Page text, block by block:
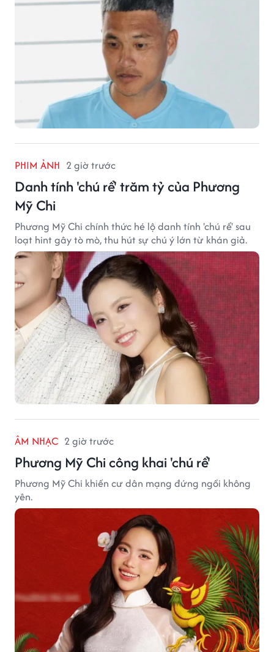
PHIM ẢNH 2 giờ trước
Danh tính 'chú rể' trăm tỷ của Phương
Mỹ Chi
Phương Mỹ Chi chính thức hé lộ danh tính 'chú rể' sau
loạt hint gây tò mò, thu hút sự chú ý lớn từ khán giả.
ÂM NHẠC 2 giờ trước
Phương Mỹ Chi công khai 'chú rể'
Phương Mỹ Chi khiến cư dân mạng đứng ngồi không
yên.